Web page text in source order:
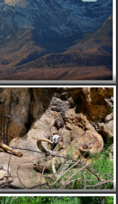
po
Tatry sa málokedy s
dík,ujde to. peg
balkóna. Jupiter trvalo
za oblaky. konvalinka
z balkóna,ale po
všetkým